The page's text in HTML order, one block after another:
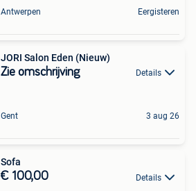
Antwerpen Eergisteren
JORI Salon Eden (Nieuw)
Zie omschrijving Details
Gent 3 aug 26
Sofa
€ 100,00 Details